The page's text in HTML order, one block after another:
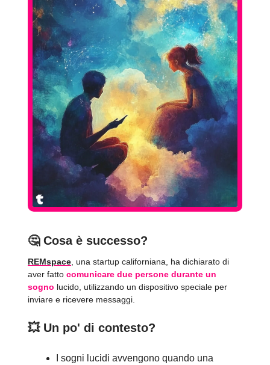
🤔Cosa è successo?
REMspace, una startup californiana, ha dichiarato di
aver fatto comunicare due persone durante un
sogno lucido, utilizzando un dispositivo speciale per
inviare e ricevere messaggi.
💥Un po' di contesto?
I sogni lucidi avvengono quando una